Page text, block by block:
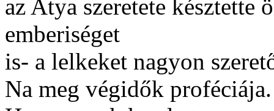
az Atya szeretete késztette
emberiséget
is- a lelkeket nagyon
Na meg végidők